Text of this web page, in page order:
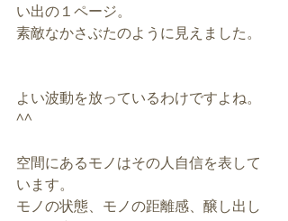
い出の１ページ。
素敵なかさぶたのように見えました。
よい波動を放っているわけですよね。
^^
空間にあるモノはその人自信を表して
います。
モノの状態、モノの距離感、醸し出し